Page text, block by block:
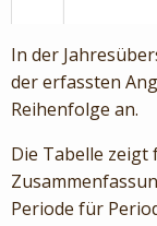
In der
der erfassten
Reihenfolge an.
Die Tabelle zeigt
Periode für